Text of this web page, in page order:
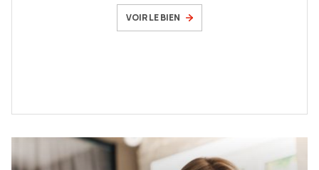
VOIR LE BIEN